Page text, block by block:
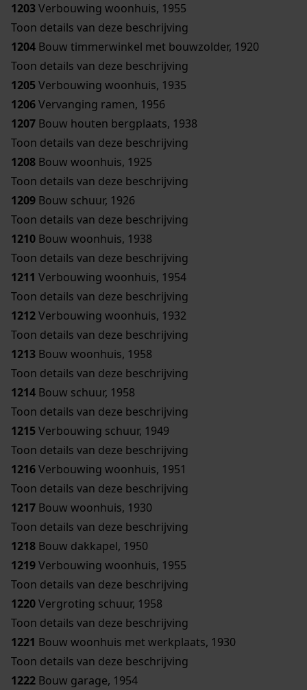
1203Verbouwing woonhuis, 1955
Toon details van deze beschrijving
1204 Bouw timmerwinkel met bouwzolder, 1920
Toon details van deze beschrijving
1205Verbouwing woonhuis, 1935
1206Vervanging ramen, 1956
1207 Bouw houten bergplaats, 1938
Toon details van deze beschrijving
1208 Bouw woonhuis, 1925
Toon details van deze beschrijving
1209 Bouw schuur, 1926
Toon details van deze beschrijving
1210 Bouw woonhuis, 1938
Toon details van deze beschrijving
1211 Verbouwing woonhuis, 1954
Toon details van deze beschrijving
1212Verbouwing woonhuis, 1932
Toon details van deze beschrijving
1213 Bouw woonhuis, 1958
Toon details van deze beschrijving
1214 Bouw schuur, 1958
Toon details van deze beschrijving
1215Verbouwing schuur, 1949
Toon details van deze beschrijving
1216Verbouwing woonhuis, 1951
Toon details van deze beschrijving
1217 Bouw woonhuis, 1930
Toon details van deze beschrijving
1218 Bouw dakkapel, 1950
1219Verbouwing woonhuis, 1955
Toon details van deze beschrijving
1220Vergroting schuur, 1958
Toon details van deze beschrijving
1221 Bouw woonhuis met werkplaats, 1930
Toon details van deze beschrijving
1222 Bouw garage, 1954